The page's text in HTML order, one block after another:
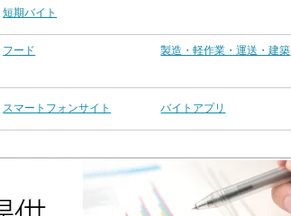
短期バイト
フード
製造・軽作業・運送・建築
スマートフォンサイト バイトアプリ